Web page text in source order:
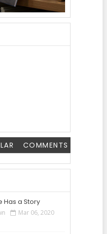
COMMENTS
Has a Story
Mar 06, 2020